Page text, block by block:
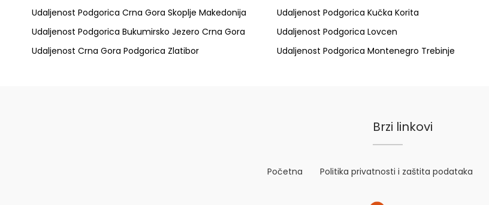
Udaljenost Podgorica Crna Gora Skoplje Makedonija
Udaljenost Podgorica Kučka Korita
Udaljenost Podgorica Bukumirsko Jezero Crna Gora
Udaljenost Podgorica Lovcen
Udaljenost Crna Gora Podgorica Zlatibor
Udaljenost Podgorica Montenegro Trebinje
Brzi linkovi
Početna Politika privatnosti i zaštita podataka